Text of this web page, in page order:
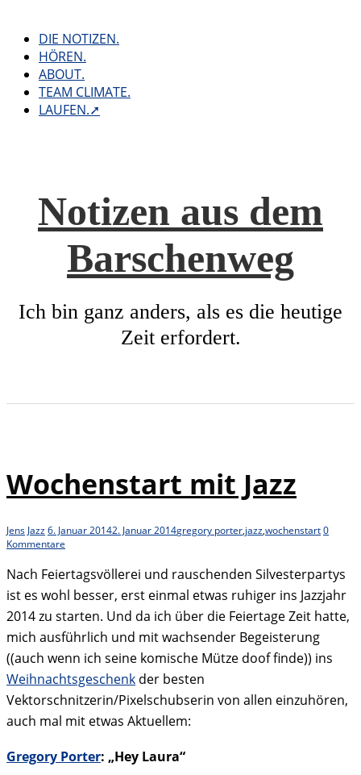
contentDIE NOTIZEN.
HÖREN.
ABOUT.
TEAM CLIMATE.
LAUFEN.➚
Notizen aus dem
Barschenweg
Ich bin ganz anders, als es die heutige
Zeit erfordert.
Wochenstart mit Jazz
JensJazz6. Januar 20142. Januar 2014gregory porter,jazz,wochenstart0
Kommentare
Nach Feiertagsvöllerei und rauschenden Silvesterpartys
ist es wohl besser, erst einmal etwas ruhiger ins Jazzjahr
2014 zu starten. Und da ich über die Feiertage Zeit hatte,
mich ausführlich und mit wachsender Begeisterung
((auch wenn ich seine komische Mütze doof finde)) ins
Weihnachtsgeschenk der besten
Vektorschnitzerin/Pixelschubserin von allen einzuhören,
auch mal mit etwas Aktuellem:
Gregory Porter: „Hey Laura“